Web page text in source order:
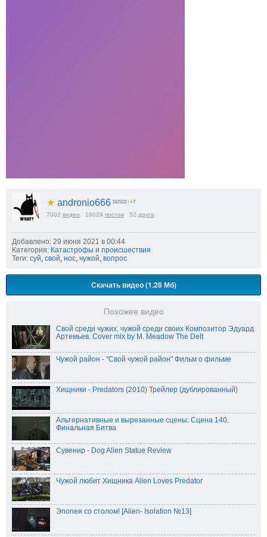
★ andronio666 182522 +7
7002 видео 18029 постов 52 друга
Добавлено: 29 июня 2021 в 00:44
Категория: Катастрофы и происшествия
Теги: суй, свой, нос, чужой, вопрос
Скачать видео (1.28 Мб)
Похожее видео
Свой среди чужих, чужой среди своих Композитор Эдуард
Артемьев. Cover mix by M. Meadow The Delt
Чужой район - "Свой чужой район" Фильм о фильме
Хищники - Predators (2010) Трейлер (дублированный)
Альтернативные и вырезанные сцены: Сцена 140.
Финальная Битва
Сувенир - Dog Alien Statue Review
Чужой любит Хищника Alien Loves Predator
Эпопея со столом! [Alien- Isolation №13]